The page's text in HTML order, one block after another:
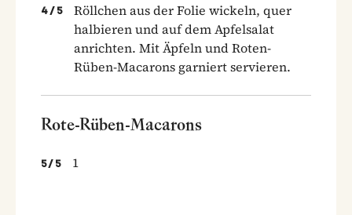
4 / 5
Röllchen aus der Folie wickeln, quer
halbieren und auf dem Apfelsalat
anrichten. Mit Äpfeln und Roten-
Rüben-Macarons garniert servieren.
Rote-Rüben-Macarons
5/ 5 1